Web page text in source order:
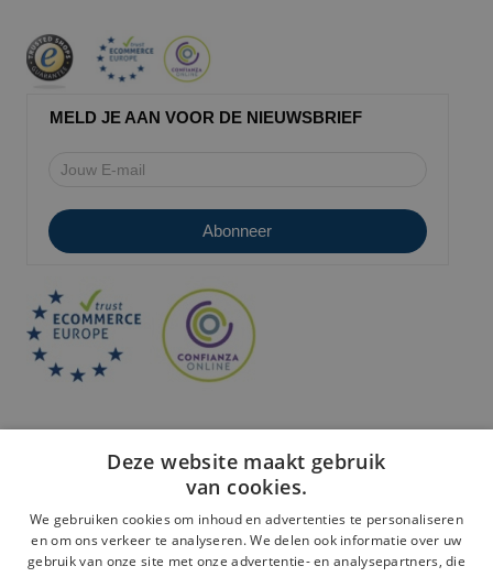
MELD JE AAN VOOR DE NIEUWSBRIEF
Veilige betaling:
Deze website maakt gebruik
van cookies.
We gebruiken cookies om inhoud en advertenties te personaliseren
en om ons verkeer te analyseren. We delen ook informatie over uw
gebruik van onze site met onze advertentie- en analysepartners, die